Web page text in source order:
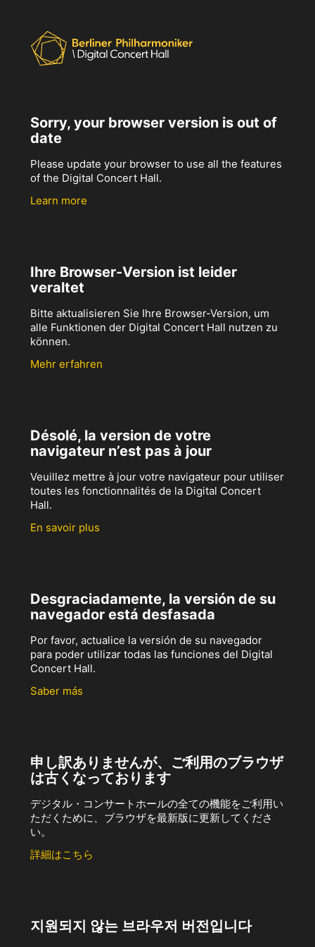
Sorry, your browser version is out of
date
Please update your browser to use all the features
of the Digital Concert Hall.
Learn more
Ihre Browser-Version ist leider
veraltet
Bitte aktualisieren Sie Ihre Browser-Version, um
alle Funktionen der Digital Concert Hall nutzen zu
können.
Mehr erfahren
Désolé, la version de votre
navigateur n’est pas à jour
Veuillez mettre à jour votre navigateur pour utiliser
toutes les fonctionnalités de la Digital Concert
Hall.
En savoir plus
Desgraciadamente, la versión de su
navegador está desfasada
Por favor, actualice la versión de su navegador
para poder utilizar todas las funciones del Digital
Concert Hall.
Saber más
申し訳ありませんが、ご利用のブラウザ
は古くなっております
デジタル・コンサートホールの全ての機能をご利用い
ただくために、ブラウザを最新版に更新してくださ
い。
詳細はこちら
지원되지 않는 브라우저 버전입니다